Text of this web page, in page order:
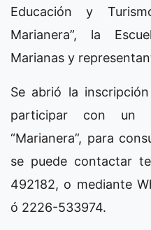
Educación y
Marianera”, la
Marianas y
Se abrió la
participar con un
“Marianera”, para
se puede contactar
492182, o mediante
ó 2226-533974.